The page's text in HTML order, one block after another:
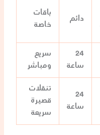
دائم
باقات
خاصة
24
ساعة
سريع
ومباشر
24
ساعة
تنقلات
قصيرة
سريعة